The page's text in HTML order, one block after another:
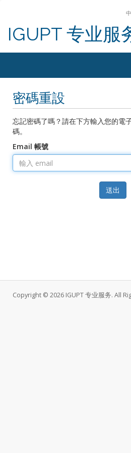
IGUPT 专业服
密碼重設
忘記密碼了嗎？請在下方輸入您的電
碼。
Email 帳號
送出
Copyright © 2026 IGUPT 专业服务. All